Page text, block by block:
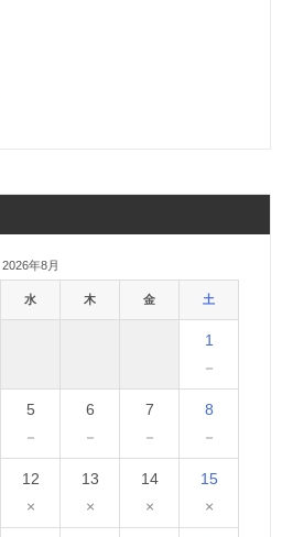
2026年8月
水 木 金 土
1
－
5
－
6
－
7
－
8
－
12
×
13
×
14
×
15
×